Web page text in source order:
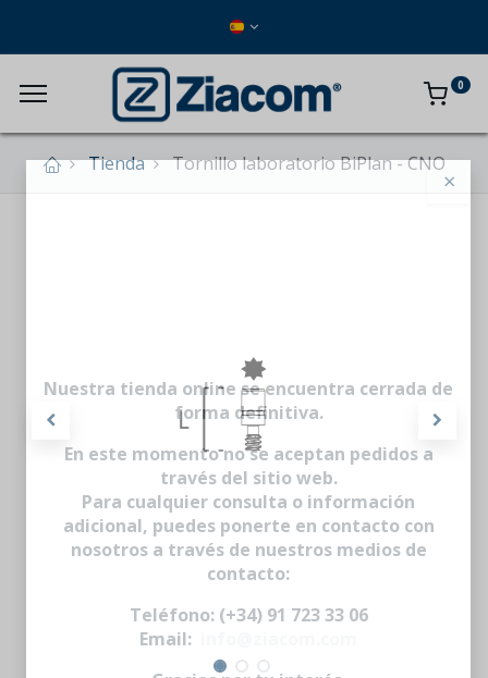
0
Tienda Tornillo laboratorio BiPlan - CNO
Nuestra tienda online se encuentra cerrada de
forma definitiva.
En este momento no se aceptan pedidos a
través del sitio web.
Para cualquier consulta o información
adicional, puedes ponerte en contacto con
nosotros a través de nuestros medios de
Teléfono: (+34) 91 723 33 06
info@ziacom.com